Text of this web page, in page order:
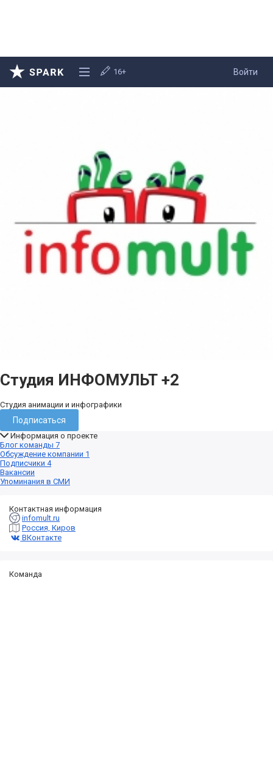
Войти
16+
Студия ИНФОМУЛЬТ +2
Студия анимации и инфографики
Подписаться
Информация о проекте
Блог команды 7
Обсуждение компании 1
Подписчики 4
Вакансии
Упоминания в СМИ
Контактная информация
infomult.ru
Россия, Киров
ВКонтакте
Команда